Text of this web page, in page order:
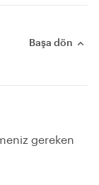
Başa dön
gereken